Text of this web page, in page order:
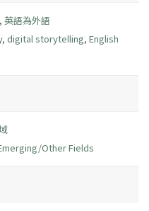
, 英語為外語
, digital storytelling, English
Other Fields